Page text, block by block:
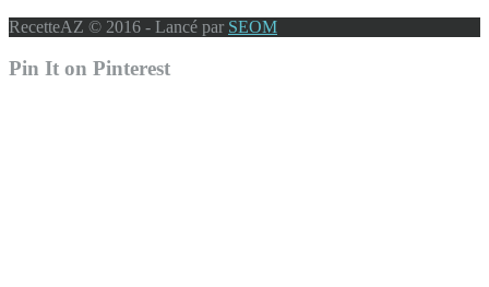
RecetteAZ © 2016 - Lancé par SEOM
Pin It on Pinterest